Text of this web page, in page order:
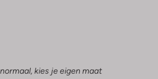
kies je eigen maat